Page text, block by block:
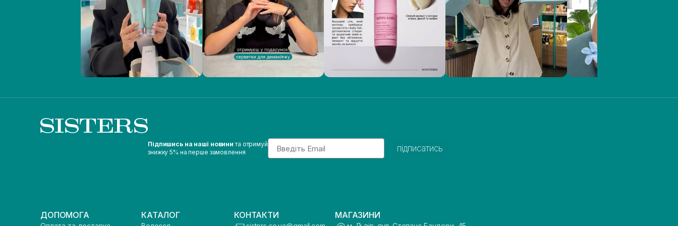
Підпишись на наші новини та отримуй
знижку 5% на перше замовлення
Email
підписатись
ДОПОМОГА КАТАЛОГ КОНТАКТИ МАГАЗИНИ